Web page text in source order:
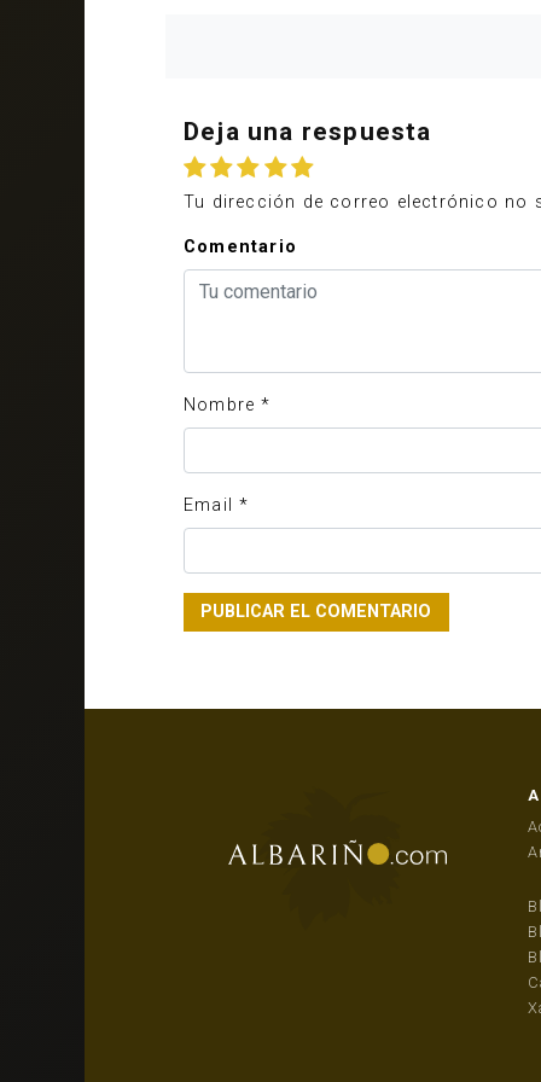
Deja una respuesta
Tu dirección de correo electrónico no
Comentario
Nombre *
Email *